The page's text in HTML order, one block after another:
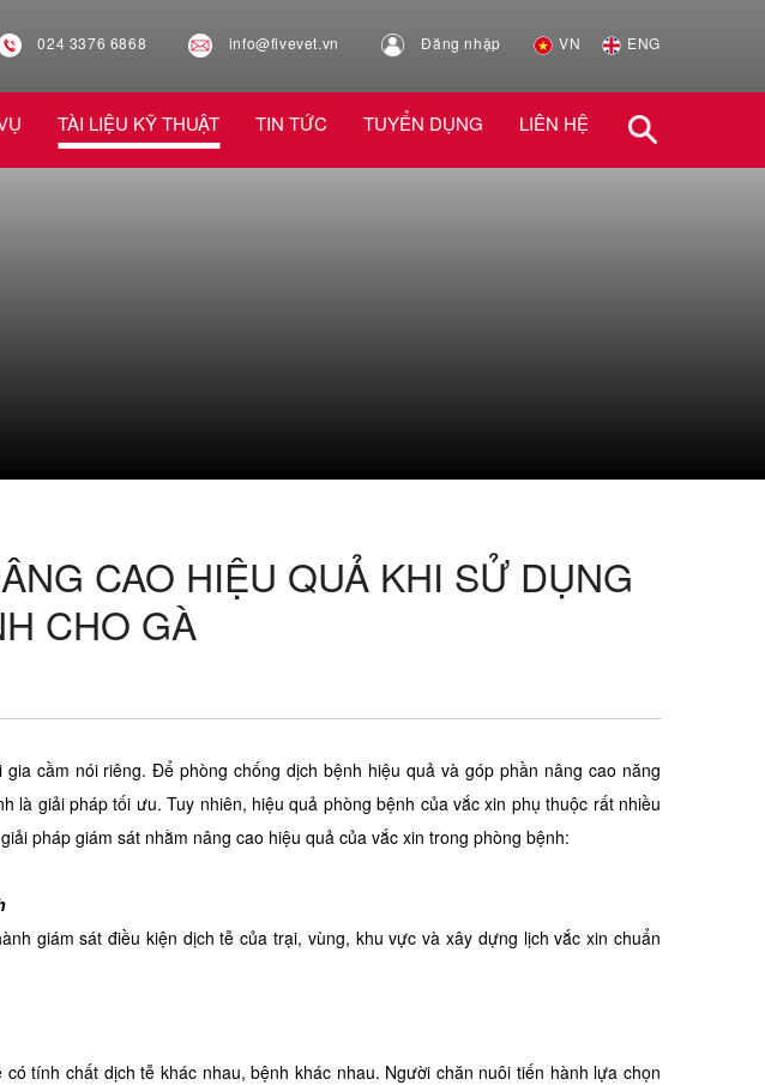
024 3376 6868 info@fivevet.vn Đăng nhập VN ENG
TÀI LIỆU KỸ THUẬT TIN TỨC TUYỂN DỤNG LIÊN HỆ
CAO HIỆU QUẢ KHI SỬ DỤNG
CHO GÀ
cầm nói riêng. Để phòng chống dịch bệnh hiệu quả và góp phần nâng cao năng
là giải pháp tối ưu. Tuy nhiên, hiệu quả phòng bệnh của vắc xin phụ thuộc rất nhiều
pháp giám sát nhằm nâng cao hiệu quả của vắc xin trong phòng bệnh:
giám sát điều kiện dịch tễ của trại, vùng, khu vực và xây dựng lịch vắc xin chuẩn
tính chất dịch tễ khác nhau, bệnh khác nhau. Người chăn nuôi tiến hành lựa chọn